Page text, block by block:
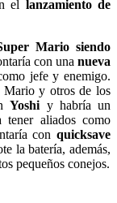
el lanzamiento de
Mario siendo
con una nueva
jefe y enemigo.
Mario y otros de los
Yoshi y habría un
tener aliados como
con quicksave
la batería, además,
pequeños conejos.